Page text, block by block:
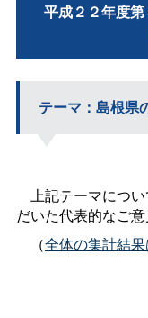
平成２２年度
テーマ：島根県
上記テーマにつ
だいた代表的なご
（全体の集計結